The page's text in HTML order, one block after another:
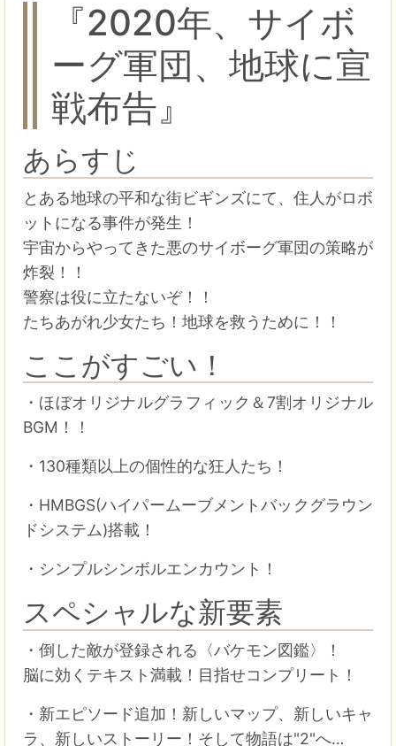
『2020年、サイボ
ーグ軍団、地球に宣
戦布告』
あらすじ
とある地球の平和な街ビギンズにて、住人がロボ
ットになる事件が発生！
宇宙からやってきた悪のサイボーグ軍団の策略が
炸裂！！
警察は役に立たないぞ！！
たちあがれ少女たち！地球を救うために！！
ここがすごい！
・ほぼオリジナルグラフィック＆7割オリジナル
BGM！！
・130種類以上の個性的な狂人たち！
・HMBGS(ハイパームーブメントバックグラウン
ドシステム)搭載！
・シンプルシンボルエンカウント！
スペシャルな新要素
・倒した敵が登録される〈バケモン図鑑〉！
脳に効くテキスト満載！目指せコンプリート！
・新エピソード追加！新しいマップ、新しいキャ
ラ、新しいストーリー！そして物語は"2"へ…